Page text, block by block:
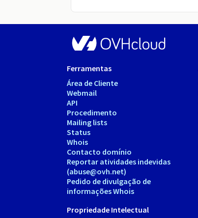
Ferramentas
Área de Cliente
Webmail
API
Procedimento
Mailing lists
Status
Whois
Contacto domínio
Reportar atividades indevidas
(abuse@ovh.net)
Pedido de divulgação de
informações Whois
Propriedade Intelectual